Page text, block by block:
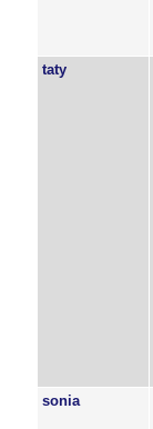
taty
sonia